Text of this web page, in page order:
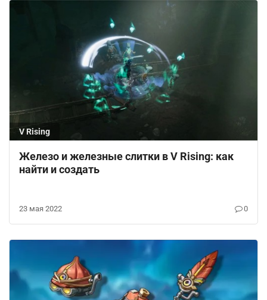
V Rising
Железо и железные слитки в V Rising: как
найти и создать
23 мая 2022 0